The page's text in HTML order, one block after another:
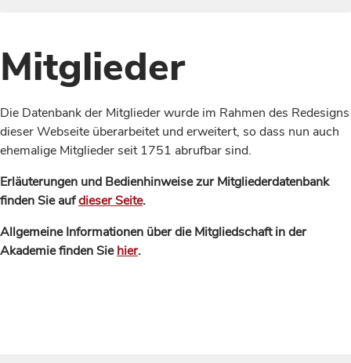
Mitglieder
Die Datenbank der Mitglieder wurde im Rahmen des Redesigns
dieser Webseite überarbeitet und erweitert, so dass nun auch
ehemalige Mitglieder seit 1751 abrufbar sind.
Erläuterungen und Bedienhinweise zur Mitgliederdatenbank
finden Sie aufdieser Seite.
Allgemeine Informationen über die Mitgliedschaft in der
Akademie finden Siehier.